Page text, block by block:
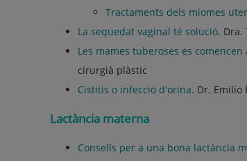
Tractaments dels miomes
La sequedat vaginal té solució. Dra.
Les mames tuberoses es
cirurgià plàstic
Cistitis o infecció d'orina. Dr. Emilio
Lactància materna
Consells per a una bona lactància